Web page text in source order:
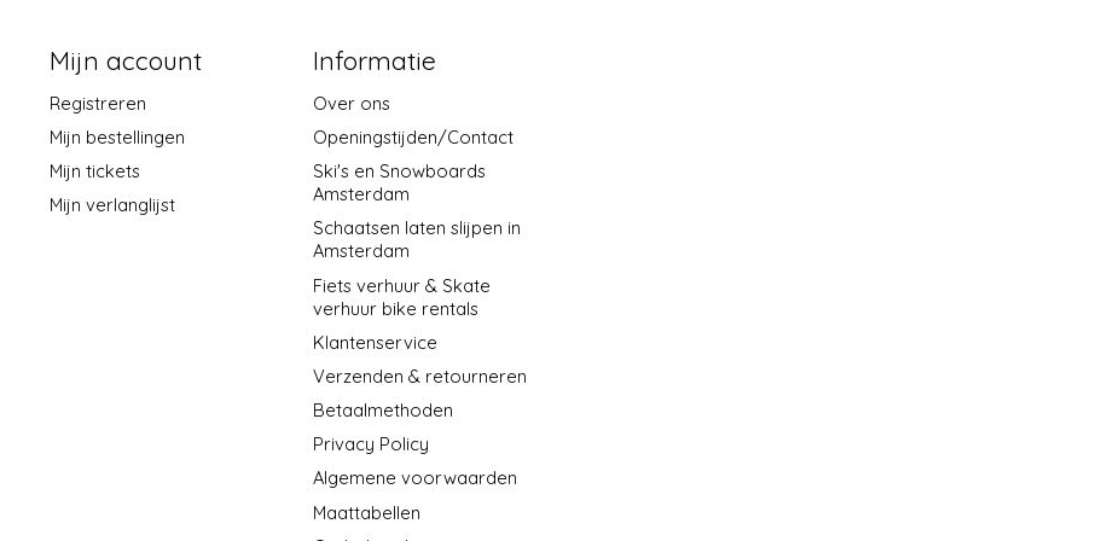
Mijn account
Registreren
Mijn bestellingen
Mijn tickets
Mijn verlanglijst
Informatie
Over ons
Openingstijden/Contact
Ski's en Snowboards
Amsterdam
Schaatsen laten slijpen in
Amsterdam
Fiets verhuur & Skate
verhuur bike rentals
Klantenservice
Verzenden & retourneren
Betaalmethoden
Privacy Policy
Algemene voorwaarden
Maattabellen